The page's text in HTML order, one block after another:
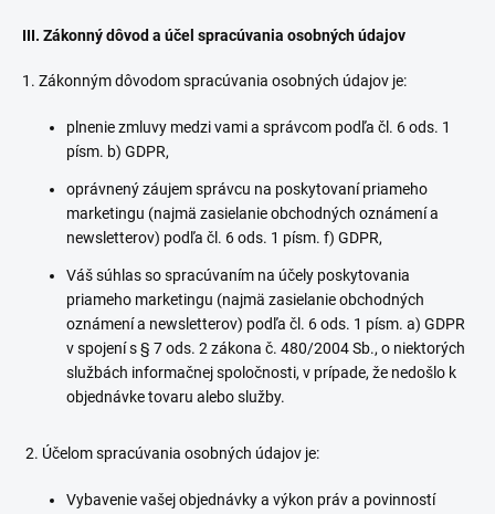
III. Zákonný dôvod a účel spracúvania osobných údajov
1. Zákonným dôvodom spracúvania osobných údajov je:
plnenie zmluvy medzi vami a správcom podľa čl. 6 ods. 1
písm. b) GDPR,
oprávnený záujem správcu na poskytovaní priameho
marketingu (najmä zasielanie obchodných oznámení a
newsletterov) podľa čl. 6 ods. 1 písm. f) GDPR,
Váš súhlas so spracúvaním na účely poskytovania
priameho marketingu (najmä zasielanie obchodných
oznámení a newsletterov) podľa čl. 6 ods. 1 písm. a) GDPR
v spojení s § 7 ods. 2 zákona č. 480/2004 Sb., o niektorých
službách informačnej spoločnosti, v prípade, že nedošlo k
objednávke tovaru alebo služby.
2. Účelom spracúvania osobných údajov je:
Vybavenie vašej objednávky a výkon práv a povinností